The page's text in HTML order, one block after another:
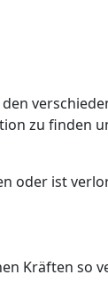
zu finden
oder ist
Kräften